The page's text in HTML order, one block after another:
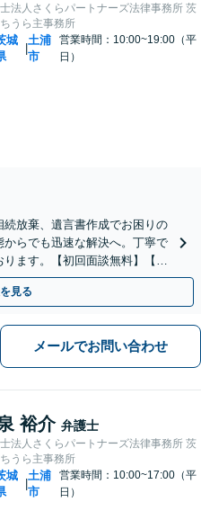
法人さくらパートナーズ法律事務所 茨
うら主事務所
城
|
土浦
市
営業時間：10:00~19:00（平
日）
続放棄、遺言書作成でお困りの
らでも迅速な解決へ。丁寧で
ます。【初回面談無料】【法
見る
メールでお問い合わせ
裕介 弁護士
法人さくらパートナーズ法律事務所 茨
うら主事務所
城
|
土浦
市
営業時間：10:00~17:00（平
日）